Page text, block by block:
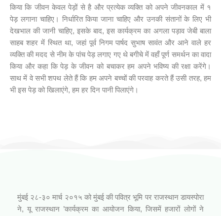
किया कि जीवन केवल पेड़ों से है और प्रत्येक व्यक्ति को अपने जीवनकाल में १
पेड़ लगाना चाहिए। निर्धारित किया जाना चाहिए और उनकी संतानों के लिए भी
देखभाल की जानी चाहिए, इसके बाद, इस कार्यक्रम का अगला पड़ाव जेबी बाला
साहब शहर में स्थित था, जहां पूर्व निगम पार्षद सुभाष सावंत और आने वाले हर
व्यक्ति की मदद से नीम के पांच पेड़ लगाए गए थे बगीचे में वहाँ पूर्ण समर्थन का वादा
किया और कहा कि पेड़ के जीवन को बचाकर हम अपने भविष्य की रक्षा करेंगे।
साथ में वे सभी शपथ लेते हैं कि हम अपने बच्चों की परवाह करते हैं उसी तरह, हम
भी इस पेड़ को खिलाएंगे, हम हर दिन पानी पिलाएंगे।
मुंबई २८-३० मार्च २०१५ को मुंबई की पवित्र भूमि पर राजस्थान डायस्पोरा
ने, यू राजस्थान ’कार्यक्रम का आयोजन किया, जिसमें हजारों लोगों ने